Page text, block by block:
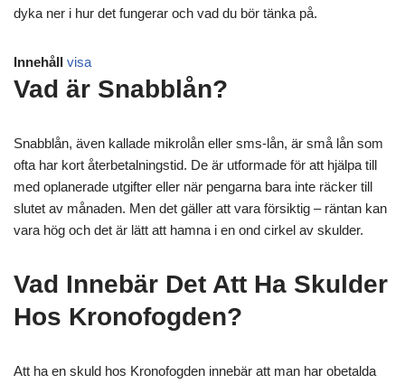
dyka ner i hur det fungerar och vad du bör tänka på.
Innehåll visa
Vad är Snabblån?
Snabblån, även kallade mikrolån eller sms-lån, är små lån som
ofta har kort återbetalningstid. De är utformade för att hjälpa till
med oplanerade utgifter eller när pengarna bara inte räcker till
slutet av månaden. Men det gäller att vara försiktig – räntan kan
vara hög och det är lätt att hamna i en ond cirkel av skulder.
Vad Innebär Det Att Ha Skulder
Hos Kronofogden?
Att ha en skuld hos Kronofogden innebär att man har obetalda